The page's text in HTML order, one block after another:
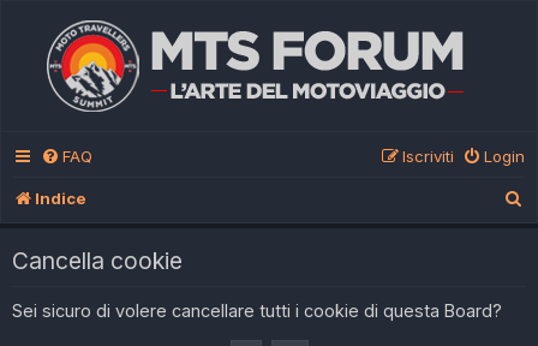
FAQ Login
Iscriviti
Indice
Cancella cookie
Sei sicuro di volere cancellare tutti i cookie di questa Board?